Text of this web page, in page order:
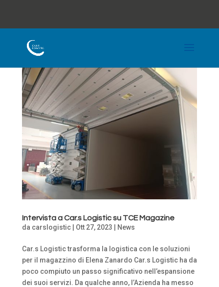
Intervista a Car.s Logistic su TCE Magazine
da carslogistic| Ott 27, 2023 News
Car.s Logistic trasforma la logistica con le soluzioni
per il magazzino di Elena Zanardo Car.s Logistic ha da
poco compiuto un passo significativo nell’espansione
dei suoi servizi. Da qualche anno, l’Azienda ha messo